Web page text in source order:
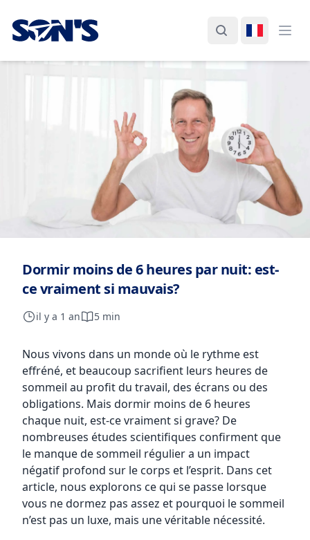
Laboratorios Química Son's
Rechercher
Changer
Dormir moins de 6 heures par nuit: est-
ce vraiment si mauvais?
il y a 1 an 5 min
Nous vivons dans un monde où le rythme est
effréné, et beaucoup sacrifient leurs heures de
sommeil au profit du travail, des écrans ou des
obligations. Mais dormir moins de 6 heures
chaque nuit, est-ce vraiment si grave? De
nombreuses études scientifiques confirment que
le manque de sommeil régulier a un impact
négatif profond sur le corps et l’esprit. Dans cet
article, nous explorons ce qui se passe lorsque
vous ne dormez pas assez et pourquoi le sommeil
n’est pas un luxe, mais une véritable nécessité.